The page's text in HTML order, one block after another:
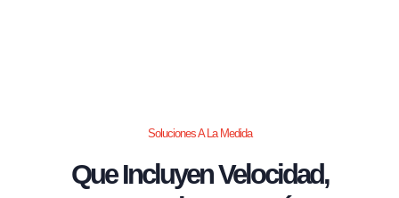
Soluciones A La Medida
Que Incluyen Velocidad,